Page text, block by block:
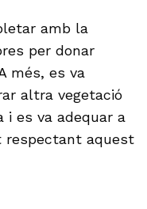
amb la
per donar
més, es va
altra vegetació
i es va adequar a
respectant aquest